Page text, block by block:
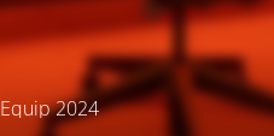
2024